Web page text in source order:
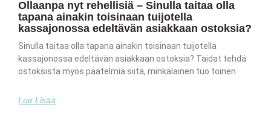
Ollaanpa nyt rehellisiä – Sinulla taitaa olla
tapana ainakin toisinaan tuijotella
kassajonossa edeltävän asiakkaan ostoksia?
Sinulla taitaa olla tapana ainakin toisinaan tuijotella
kassajonossa edeltävän asiakkaan ostoksia? Taidat tehdä
ostoksista myös päätelmiä siitä, minkälainen tuo toinen
Lue Lisää